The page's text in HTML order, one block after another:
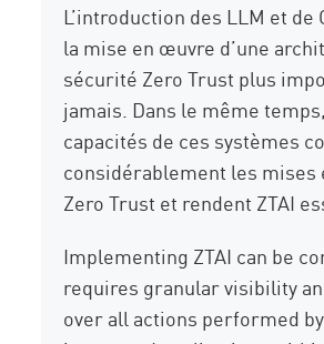
L’introduction des LLM et de
la mise en œuvre d’une
sécurité Zero Trust plus
jamais. Dans le même
capacités de ces systèmes
considérablement les mises
Zero Trust et rendent ZTAI
Implementing ZTAI can be
requires granular visibility
over all actions performed